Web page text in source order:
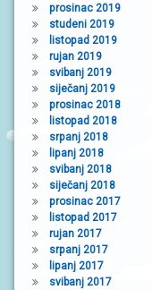
prosinac 2019
studeni 2019
listopad 2019
rujan 2019
svibanj 2019
siječanj 2019
prosinac 2018
listopad 2018
srpanj 2018
lipanj 2018
svibanj 2018
siječanj 2018
prosinac 2017
listopad 2017
rujan 2017
srpanj 2017
lipanj 2017
svibanj 2017